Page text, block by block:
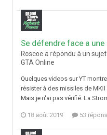
Se défendre face a
Roscoe a répondu à un
GTA Online
Quelques videos sur YT
résister à des missiles de
Mais je n'ai pas vérifié. La
18 août 2019 53